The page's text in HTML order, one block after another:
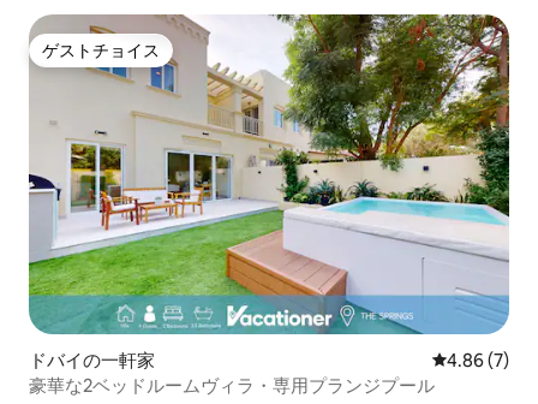
ゲストチョイス
ゲストチョイス
ドバイの一軒家 レビュー7
4.86 (7)
豪華な2ベッドルームヴィラ・専用プランジプール